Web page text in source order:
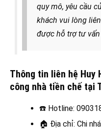
quy mô, yêu cầu
khách vui lòng
được hỗ trợ tư
Thông tin liên hệ Huy
công nhà tiền chế tại
☎️ Hotline:
🏠 Địa chỉ: Chi